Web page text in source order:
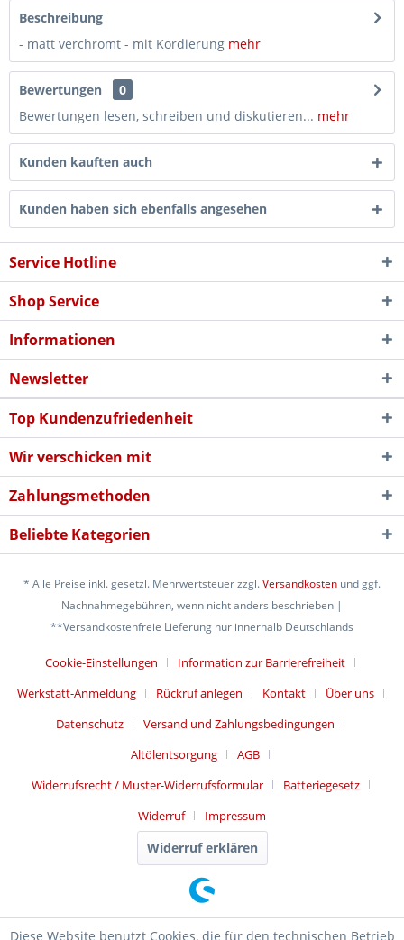
Beschreibung
- matt verchromt - mit Kordierung mehr
Bewertungen
0
Bewertungen lesen, schreiben und diskutieren... mehr
Kunden kauften auch
Kunden haben sich ebenfalls angesehen
Service Hotline
Shop Service
Informationen
Newsletter
Top Kundenzufriedenheit
Wir verschicken mit
Zahlungsmethoden
Beliebte Kategorien
* Alle Preise inkl. gesetzl. Mehrwertsteuer zzgl.Versandkosten und ggf.
Nachnahmegebühren, wenn nicht anders beschrieben |
**Versandkostenfreie Lieferung nur innerhalb Deutschlands
Cookie-Einstellungen
Information zur Barrierefreiheit
Werkstatt-Anmeldung
Rückruf anlegen Kontakt
Über uns
Datenschutz
Versand und Zahlungsbedingungen
Altölentsorgung
AGB
Widerrufsrecht / Muster-Widerrufsformular
Batteriegesetz
Widerruf
Impressum
Widerruf erklären
Diese Website benutzt Cookies, die für den technischen Betrieb